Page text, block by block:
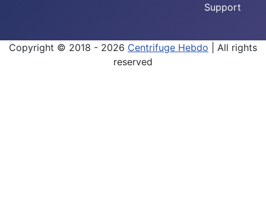
Support
Copyright © 2018 - 2026 Centrifuge Hebdo | All rights
reserved